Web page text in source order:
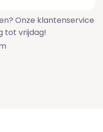
Onze klantenservice
tot vrijdag!